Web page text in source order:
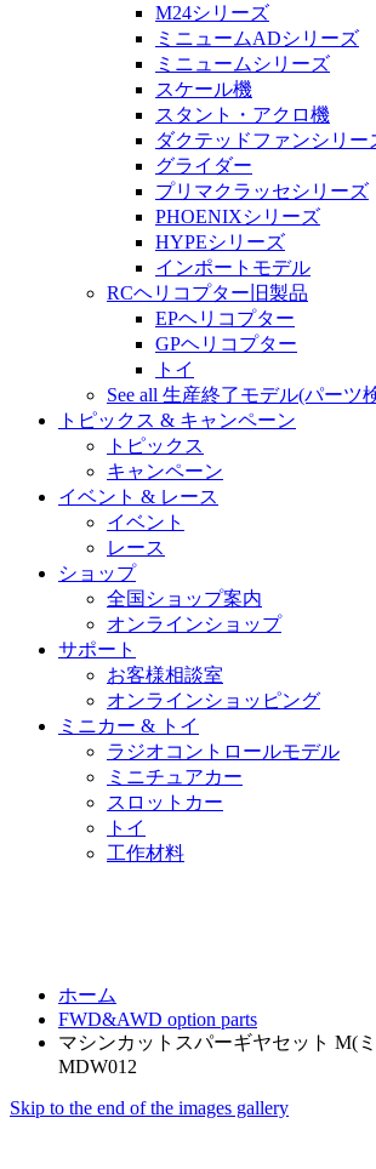
M24シリーズ
ミニュームADシリーズ
ミニュームシリーズ
スケール機
スタント・アクロ機
ダクテッドファンシリー
グライダー
プリマクラッセシリーズ
PHOENIXシリーズ
HYPEシリーズ
インポートモデル
RCヘリコプター旧製品
EPヘリコプター
GPヘリコプター
トイ
See all 生産終了モデル(パーツ
トピックス & キャンペーン
トピックス
キャンペーン
イベント & レース
イベント
レース
ショップ
全国ショップ案内
オンラインショップ
サポート
お客様相談室
オンラインショッピング
ミニカー & トイ
ラジオコントロールモデル
ミニチュアカー
スロットカー
トイ
工作材料
ホーム
FWD&AWD option parts
マシンカットスパーギヤセット M(
MDW012
Skip to the end of the images gallery